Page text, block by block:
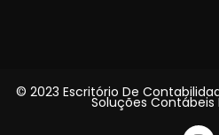
© 2023 Escritório De
Soluções Contábeis